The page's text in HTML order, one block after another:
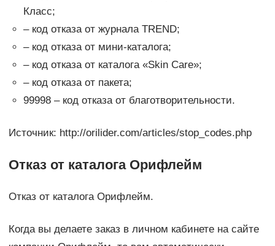
Класс;
– код отказа от журнала TREND;
– код отказа от мини-каталога;
– код отказа от каталога «Skin Care»;
– код отказа от пакета;
99998 – код отказа от благотворительности.
Источник: http://orilider.com/articles/stop_codes.php
Отказ от каталога Орифлейм
Отказ от каталога Орифлейм.
Когда вы делаете заказ в личном кабинете на сайте